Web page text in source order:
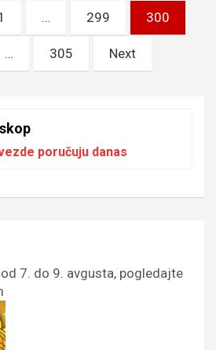
… 299 300
… 305 Next
poručuju danas
od 7. do 9. avgusta, pogledajte